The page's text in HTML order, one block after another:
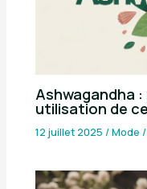
Ashwagandha
utilisation de
12 juillet 2025/Mode